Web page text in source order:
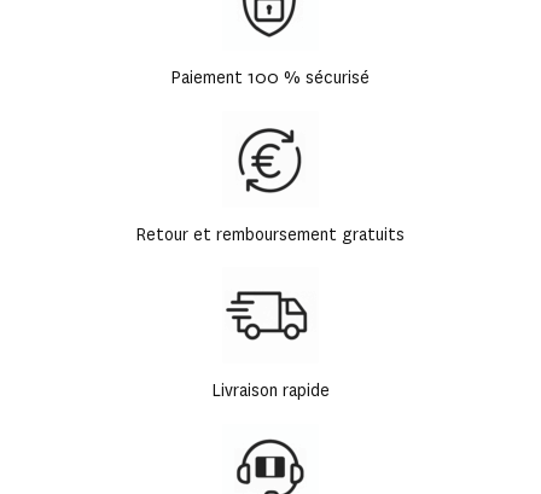
Paiement 100 % sécurisé
Retour et remboursement gratuits
Livraison rapide